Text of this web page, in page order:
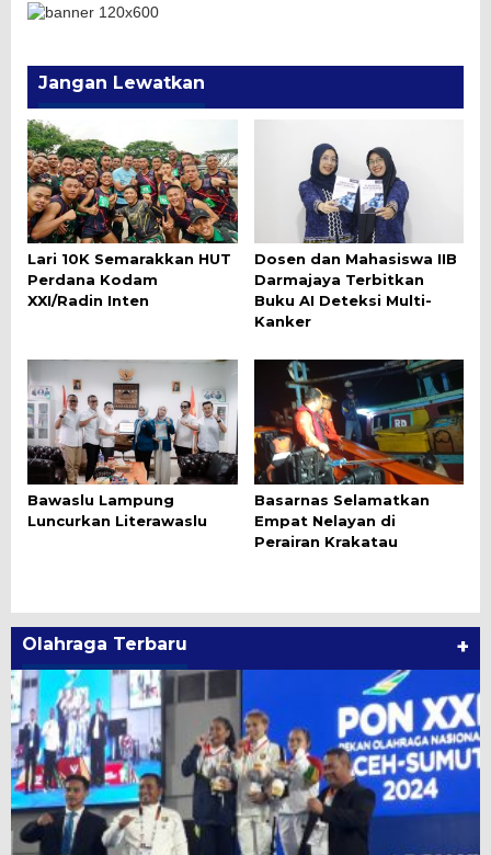
Jangan Lewatkan
Lari 10K Semarakkan HUT
Perdana Kodam
XXI/Radin Inten
Dosen dan Mahasiswa IIB
Darmajaya Terbitkan
Buku AI Deteksi Multi-
Kanker
Bawaslu Lampung
Luncurkan Literawaslu
Basarnas Selamatkan
Empat Nelayan di
Perairan Krakatau
Olahraga Terbaru +